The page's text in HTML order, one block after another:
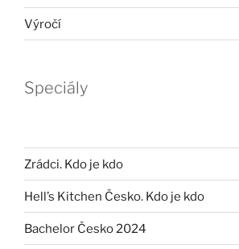
Výročí
Speciály
Zrádci. Kdo je kdo
Hell’s Kitchen Česko. Kdo je kdo
Bachelor Česko 2024